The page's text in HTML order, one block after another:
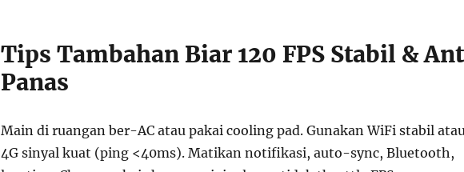
Tips Tambahan Biar 120 FPS Stabil &
Panas
Main di ruangan ber-AC atau pakai cooling pad. Gunakan WiFi stabil
4G sinyal kuat (ping <40ms). Matikan notifikasi, auto-sync, Bluetooth,